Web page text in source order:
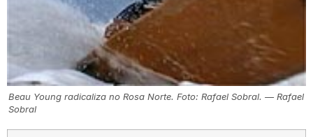
Beau Young radicaliza no Rosa Norte. Foto: Rafael Sobral. — Rafael
Sobral